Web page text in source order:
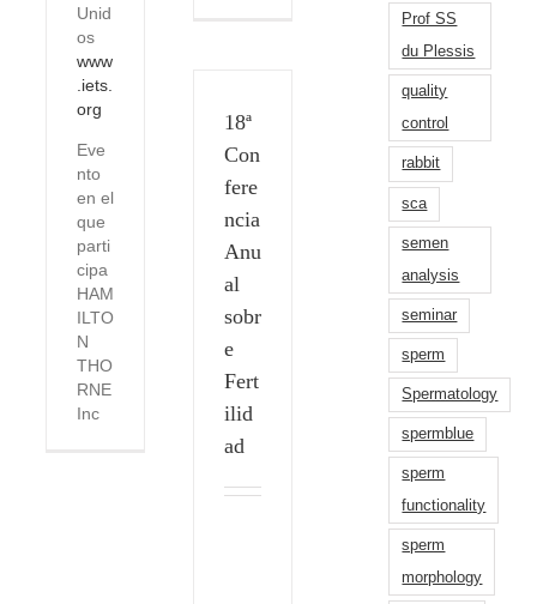
Unid
os
www
.iets.
org
Eve
nto
en el
que
parti
cipa
HAM
ILTO
N
THO
RNE
Inc
18ª
Con
fere
ncia
Anu
al
sobr
e
Fert
ilid
ad
Prof SS
du Plessis
quality
control
rabbit
sca
semen
analysis
seminar
sperm
Spermatology
spermblue
sperm
functionality
sperm
morphology